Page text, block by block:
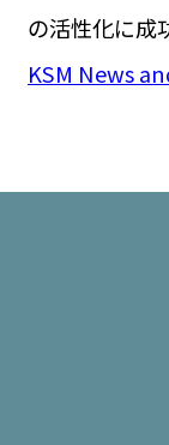
の活性化に成
KSM News